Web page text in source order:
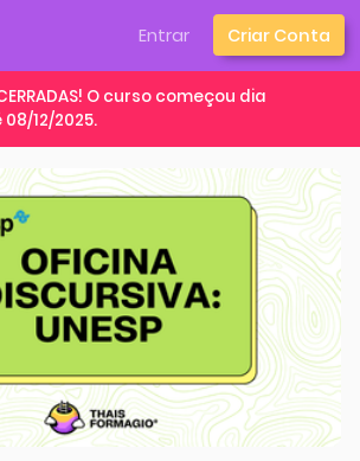
Entrar Criar Conta
O curso começou dia
08/12/2025.